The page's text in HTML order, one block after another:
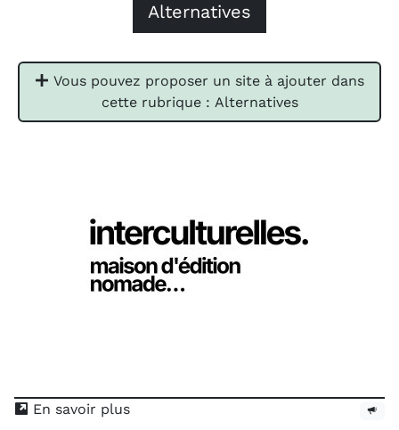
Alternatives
Vous pouvez proposer un site à ajouter dans
cette rubrique : Alternatives
En savoir plus